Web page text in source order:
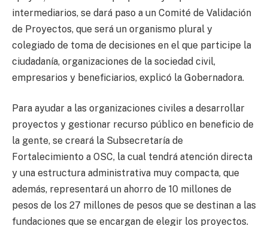
intermediarios, se dará paso a un Comité de Validación
de Proyectos, que será un organismo plural y
colegiado de toma de decisiones en el que participe la
ciudadanía, organizaciones de la sociedad civil,
empresarios y beneficiarios, explicó la Gobernadora.
Para ayudar a las organizaciones civiles a desarrollar
proyectos y gestionar recurso público en beneficio de
la gente, se creará la Subsecretaría de
Fortalecimiento a OSC, la cual tendrá atención directa
y una estructura administrativa muy compacta, que
además, representará un ahorro de 10 millones de
pesos de los 27 millones de pesos que se destinan a las
fundaciones que se encargan de elegir los proyectos.